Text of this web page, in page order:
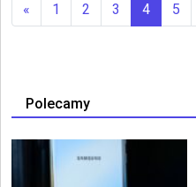
« 1 2 3 4 5
Polecamy